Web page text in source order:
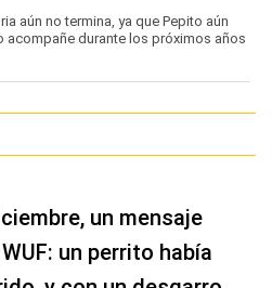
aún no termina, ya que Pepito aún
acompañe durante los próximos años
un mensaje
un perrito había